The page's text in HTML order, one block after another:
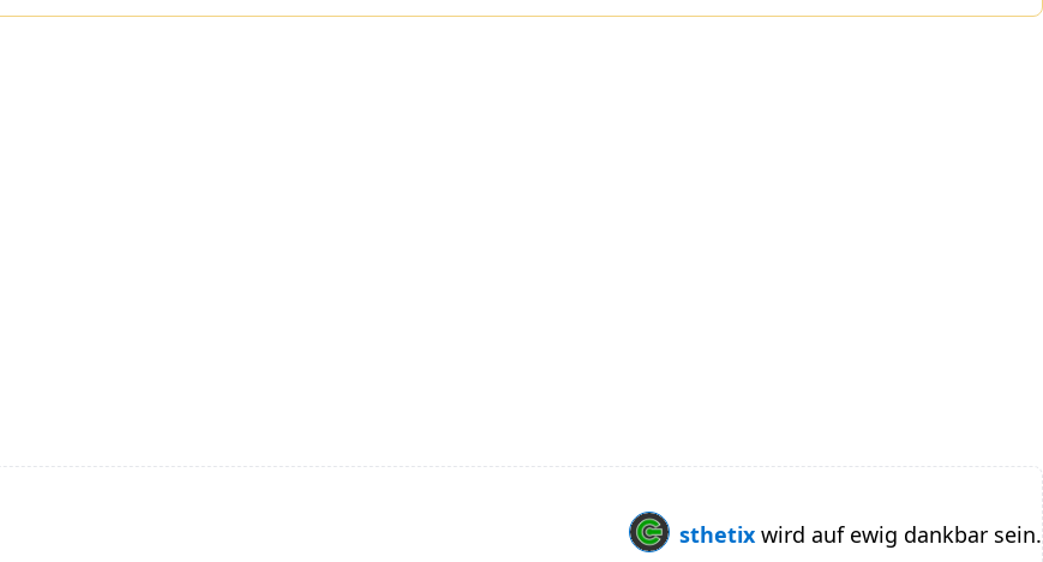
sthetix wird auf ewig dankbar sein.